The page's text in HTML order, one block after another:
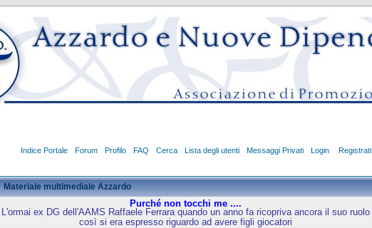
Indice Portale Forum Profilo FAQ Cerca Lista degli utenti Messaggi Privati Login Registrati
Materiale multimediale Azzardo
Purché non tocchi me ....
L'ormai ex DG dell'AAMS Raffaele Ferrara quando un anno fa ricopriva ancora il suo ruolo
così si era espresso riguardo ad avere figli giocatori